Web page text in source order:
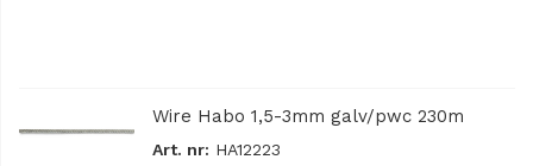
Wire Habo 1,5-3mm galv/pwc 230m
Art. nr: HA12223